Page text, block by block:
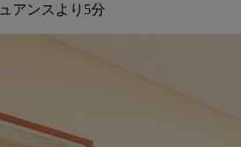
アンスより5分